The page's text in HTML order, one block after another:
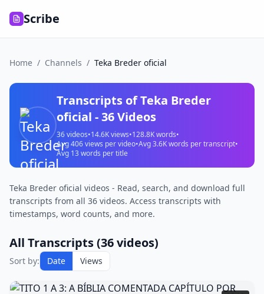
Scribe
Home / Channels / Teka Breder oficial
Transcripts ofTeka Breder
oficial -36Videos
36videos•14.6Kviews•128.8Kwords•
Avg406views per video•Avg3.6Kwords per transcript•
Avg 13 words per title
Teka Breder oficial videos - Read, search, and download full
transcripts from all 36 videos. Access transcripts with
timestamps, word counts, and more.
All Transcripts (36videos)
Sort by: Date
Views
TITO